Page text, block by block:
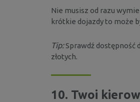
Nie musisz od razu
krótkie dojazdy to może
Tip:Sprawdź dostępność
złotych.
10. Twoi